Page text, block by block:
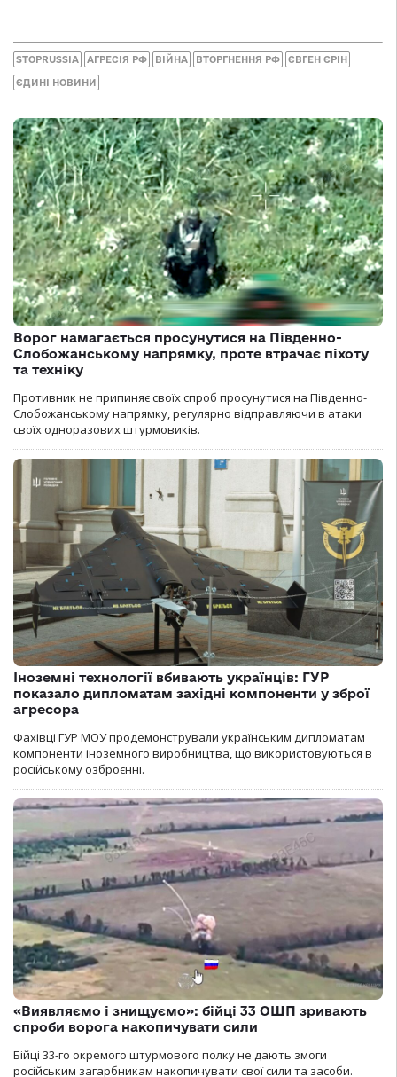
STOPRUSSIA АГРЕСІЯ РФ ВІЙНА ВТОРГНЕННЯ РФ ЄВГЕН ЄРІН
ЄДИНІ НОВИНИ
Ворог намагається просунутися на Південно-
Слобожанському напрямку, проте втрачає піхоту
та техніку
Противник не припиняє своїх спроб просунутися на Південно-
Слобожанському напрямку, регулярно відправляючи в атаки
своїх одноразових штурмовиків.
Іноземні технології вбивають українців: ГУР
показало дипломатам західні компоненти у зброї
агресора
Фахівці ГУР МОУ продемонстрували українським дипломатам
компоненти іноземного виробництва, що використовуються в
російському озброєнні.
«Виявляємо і знищуємо»: бійці 33 ОШП зривають
спроби ворога накопичувати сили
Бійці 33-го окремого штурмового полку не дають змоги
російським загарбникам накопичувати свої сили та засоби.